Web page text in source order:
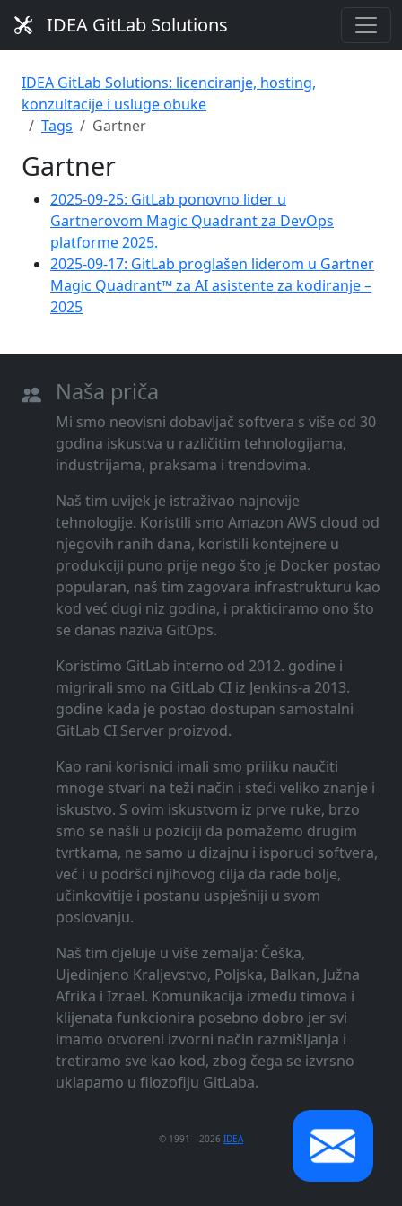
IDEA GitLab Solutions
IDEA GitLab Solutions: licenciranje, hosting,
konzultacije i usluge obuke
Tags
Gartner
Gartner
2025-09-25: GitLab ponovno lider u
Gartnerovom Magic Quadrant za DevOps
platforme 2025.
2025-09-17: GitLab proglašen liderom u Gartner
Magic Quadrant™ za AI asistente za kodiranje –
2025
Naša priča
Mi smo neovisni dobavljač softvera s više od 30
godina iskustva u različitim tehnologijama,
industrijama, praksama i trendovima.
Naš tim uvijek je istraživao najnovije
tehnologije. Koristili smo Amazon AWS cloud od
njegovih ranih dana, koristili kontejnere u
produkciji puno prije nego što je Docker postao
popularan, naš tim zagovara infrastrukturu kao
kod već dugi niz godina, i prakticiramo ono što
se danas naziva GitOps.
Koristimo GitLab interno od 2012. godine i
migrirali smo na GitLab CI iz Jenkins-a 2013.
godine kada je postao dostupan samostalni
GitLab CI Server proizvod.
Kao rani korisnici imali smo priliku naučiti
mnoge stvari na teži način i steći veliko znanje i
iskustvo. S ovim iskustvom iz prve ruke, brzo
smo se našli u poziciji da pomažemo drugim
tvrtkama, ne samo u dizajnu i isporuci softvera,
već i u podršci njihovog cilja da rade bolje,
učinkovitije i postanu uspješniji u svom
poslovanju.
Naš tim djeluje u više zemalja: Češka,
Ujedinjeno Kraljevstvo, Poljska, Balkan, Južna
Afrika i Izrael. Komunikacija između timova i
klijenata funkcionira posebno dobro jer svi
imamo otvoreni izvorni način razmišljanja i
tretiramo sve kao kod, zbog čega se izvrsno
uklapamo u filozofiju GitLaba.
© 1991—2026 IDEA